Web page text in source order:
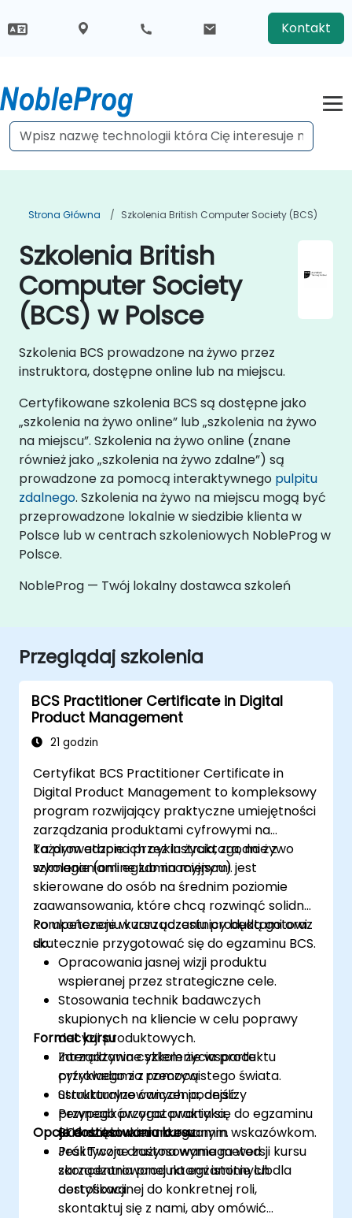
Kontakt
Strona Główna Szkolenia British Computer Society (BCS)
Szkolenia British
Computer Society
(BCS) w Polsce
Szkolenia BCS prowadzone na żywo przez
instruktora, dostępne online lub na miejscu.
Certyfikowane szkolenia BCS są dostępne jako
„szkolenia na żywo online” lub „szkolenia na żywo
na miejscu”. Szkolenia na żywo online (znane
również jako „szkolenia na żywo zdalne”) są
prowadzone za pomocą interaktywnego pulpitu
zdalnego. Szkolenia na żywo na miejscu mogą być
przeprowadzone lokalnie w siedzibie klienta w
Polsce lub w centrach szkoleniowych NobleProg w
Polsce.
NobleProg — Twój lokalny dostawca szkoleń
Przeglądaj szkolenia
BCS Practitioner Certificate in Digital
Product Management
21 godzin
Certyfikat BCS Practitioner Certificate in
Digital Product Management to kompleksowy
program rozwijający praktyczne umiejętności
zarządzania produktami cyfrowymi na
każdym etapie ich cyklu życia, zgodnie z
wymaganiami egzaminacyjnymi.
Ta prowadzona przez instruktora, na żywo
szkolenie (online lub na miejscu) jest
skierowane do osób na średnim poziomie
zaawansowania, które chcą rozwinąć solidne
kompetencje w zarządzaniu produktami oraz
skutecznie przygotować się do egzaminu BCS.
Po ukończeniu kursu uczestnicy będą gotowi
do:
Opracowania jasnej wizji produktu
wspieranej przez strategiczne cele.
Stosowania technik badawczych
skupionych na kliencie w celu poprawy
decyzji produktowych.
Zarządzania cyklem życia produktu
cyfrowego za pomocą
ustrukturyzowanych podejść.
Pewnego przygotowania się do egzaminu
BCS dzięki ukierunkowanym wskazówkom.
Format kursu
Interaktywne szkolenie wsparte
przykładami z rzeczywistego świata.
Strukturalne ćwiczenia, analizy
przypadków oraz praktyka
ukierunkowana na egzamin.
Praktyczne zastosowanie metod
zarządzania produktami istotnych dla
certyfikacji.
Opcje dostosowania kursu
Jeśli Twoja drużyna wymaga wersji kursu
skoncentrowanej na egzaminie lub
dostosowanej do konkretnej roli,
skontaktuj się z nami, aby omówić